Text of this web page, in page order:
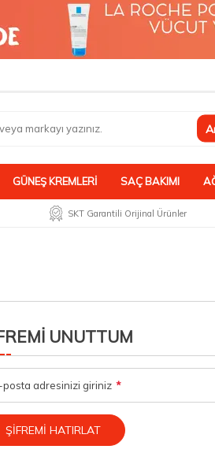
GÜNEŞ KREMLERI SAÇ BAKIMI
SKT Garantili Orijinal Ürünler
UNUTTUM
posta adresinizi giriniz *
ŞIFREMI HATIRLAT